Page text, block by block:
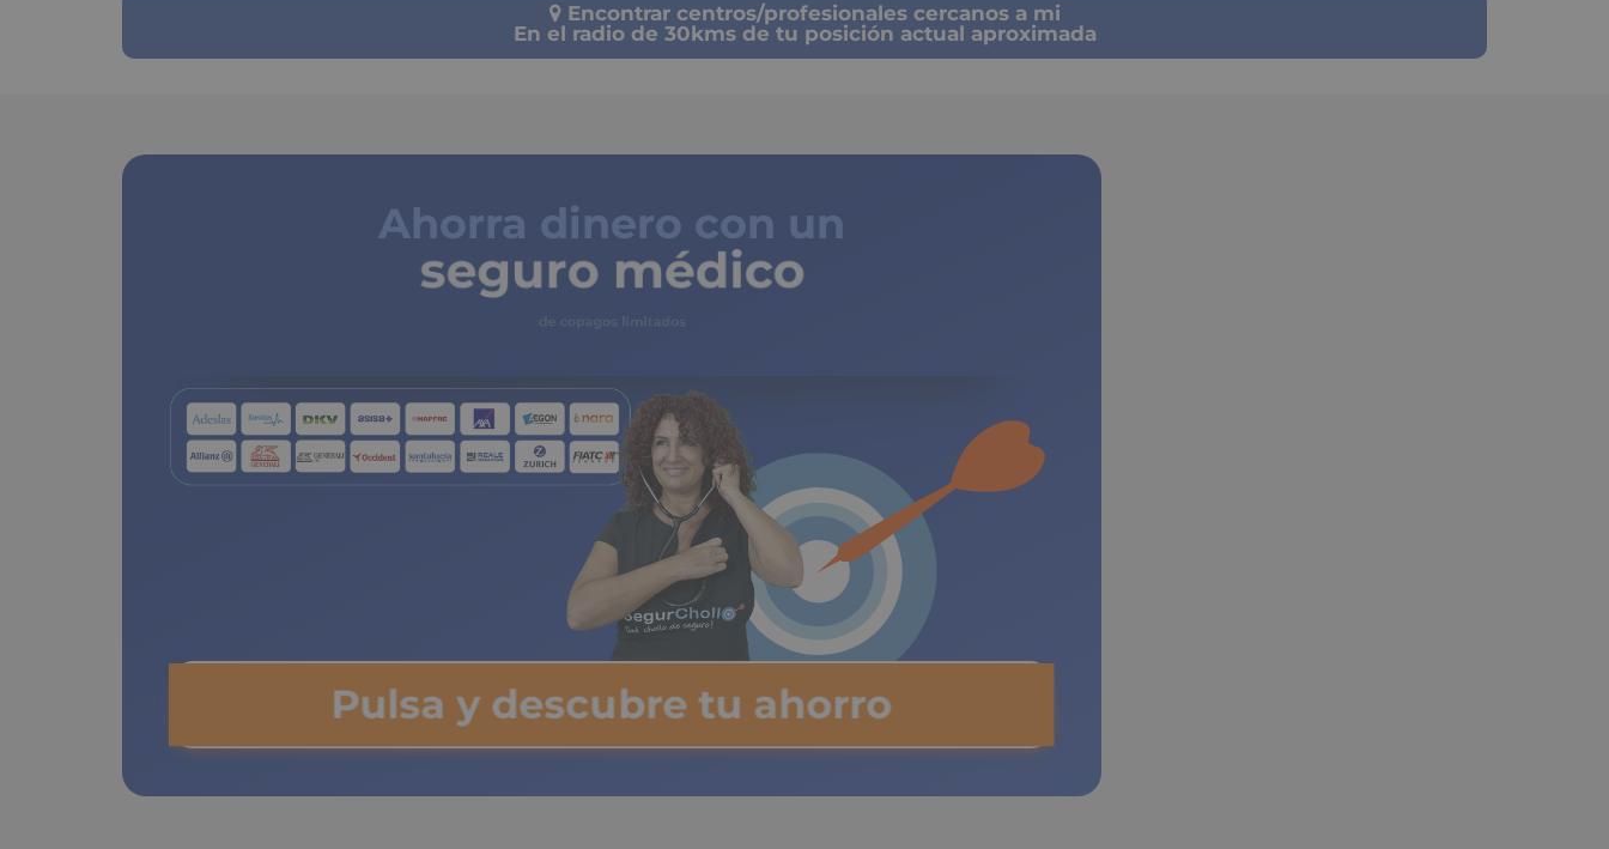
Encontrar centros/profesionales cercanos a mi
En el radio de 30kms de tu posición actual aproximada
Ahorra dinero con un
seguro médico
Pulsa y descubre tu ahorro